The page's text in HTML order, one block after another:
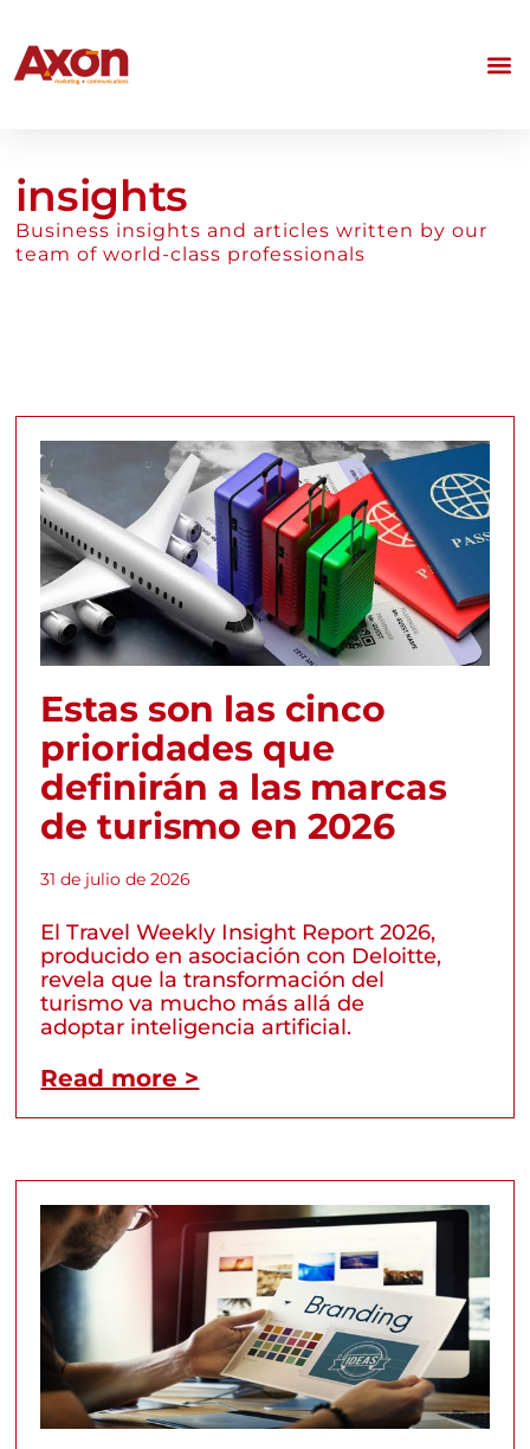
insights
Business insights and articles written by our
team of world-class professionals
Estas son las cinco
prioridades que
definirán a las marcas
de turismo en 2026
31 de julio de 2026
El Travel Weekly Insight Report 2026,
producido en asociación con Deloitte,
revela que la transformación del
turismo va mucho más allá de
adoptar inteligencia artificial.
Read more >